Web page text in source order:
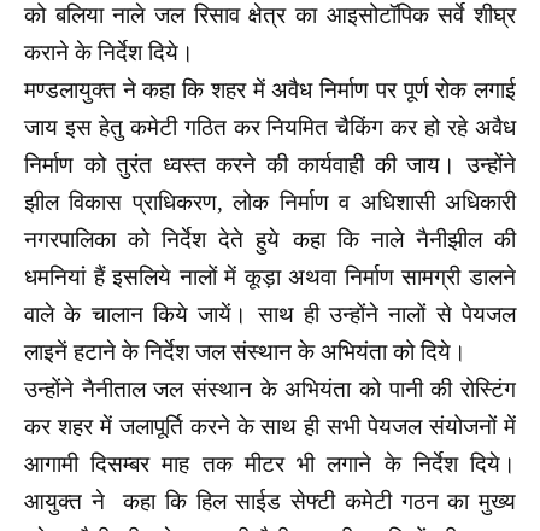
को बलिया नाले जल रिसाव क्षेत्र का आइसोटॉपिक सर्वे शीघ्र
कराने के निर्देश दिये।
मण्डलायुक्त ने कहा कि शहर में अवैध निर्माण पर पूर्ण रोक लगाई
जाय इस हेतु कमेटी गठित कर नियमित चैकिंग कर हो रहे अवैध
निर्माण को तुरंत ध्वस्त करने की कार्यवाही की जाय। उन्होंने
झील विकास प्राधिकरण, लोक निर्माण व अधिशासी अधिकारी
नगरपालिका को निर्देश देते हुये कहा कि नाले नैनीझील की
धमनियां हैं इसलिये नालों में कूड़ा अथवा निर्माण सामग्री डालने
वाले के चालान किये जायें। साथ ही उन्होंने नालों से पेयजल
लाइनें हटाने के निर्देश जल संस्थान के अभियंता को दिये।
उन्होंने नैनीताल जल संस्थान के अभियंता को पानी की रोस्टिंग
कर शहर में जलापूर्ति करने के साथ ही सभी पेयजल संयोजनों में
आगामी दिसम्बर माह तक मीटर भी लगाने के निर्देश दिये।
आयुक्त ने कहा कि हिल साईड सेफ्टी कमेटी गठन का मुख्य